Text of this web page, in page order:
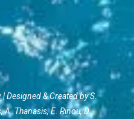
Designed & Created by S.
Thanasis, E. Rinou, D.